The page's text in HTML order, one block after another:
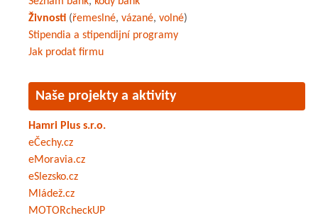
Živnosti (řemeslné, vázané, volné)
Stipendia a stipendijní programy
Jak prodat firmu
Naše projekty a aktivity
Hamri Plus s.r.o.
eČechy.cz
eMoravia.cz
eSlezsko.cz
Mládež.cz
MOTORcheckUP